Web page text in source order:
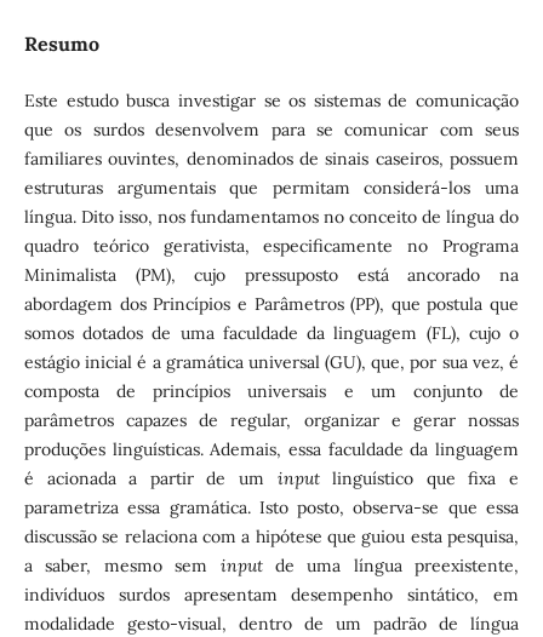
Resumo
Este estudo busca investigar se os sistemas de comunicação
que os surdos desenvolvem para se comunicar com seus
familiares ouvintes, denominados de sinais caseiros, possuem
estruturas argumentais que permitam considerá-los uma
língua. Dito isso, nos fundamentamos no conceito de língua do
quadro teórico gerativista, especificamente no Programa
Minimalista (PM), cujo pressuposto está ancorado na
abordagem dos Princípios e Parâmetros (PP), que postula que
somos dotados de uma faculdade da linguagem (FL), cujo o
estágio inicial é a gramática universal (GU), que, por sua vez, é
composta de princípios universais e um conjunto de
parâmetros capazes de regular, organizar e gerar nossas
produções linguísticas. Ademais, essa faculdade da linguagem
é acionada a partir de um inputlinguístico que fixa e
parametriza essa gramática. Isto posto, observa-se que essa
discussão se relaciona com a hipótese que guiou esta pesquisa,
a saber, mesmo sem input de uma língua preexistente,
indivíduos surdos apresentam desempenho sintático, em
modalidade gesto-visual, dentro de um padrão de língua